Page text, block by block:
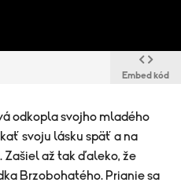
Embed kód
odkopla svojho mladého
svoju lásku späť a na
Zašiel až tak ďaleko, že
Brzobohatého. Prianie sa